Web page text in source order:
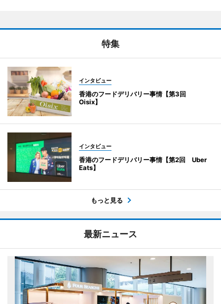
特集
インタビュー
香港のフードデリバリー事情【第3回
Oisix】
インタビュー
香港のフードデリバリー事情【第2回 Uber
Eats】
もっと見る
最新ニュース